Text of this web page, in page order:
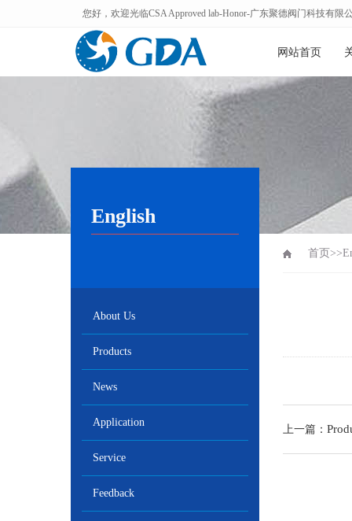
您好，欢迎光临CSA Approved lab-Honor-广东聚德阀门科技有限
网站首页
English
About Us
Products
News
Application
Service
Feedback
首页 >>
上一篇：